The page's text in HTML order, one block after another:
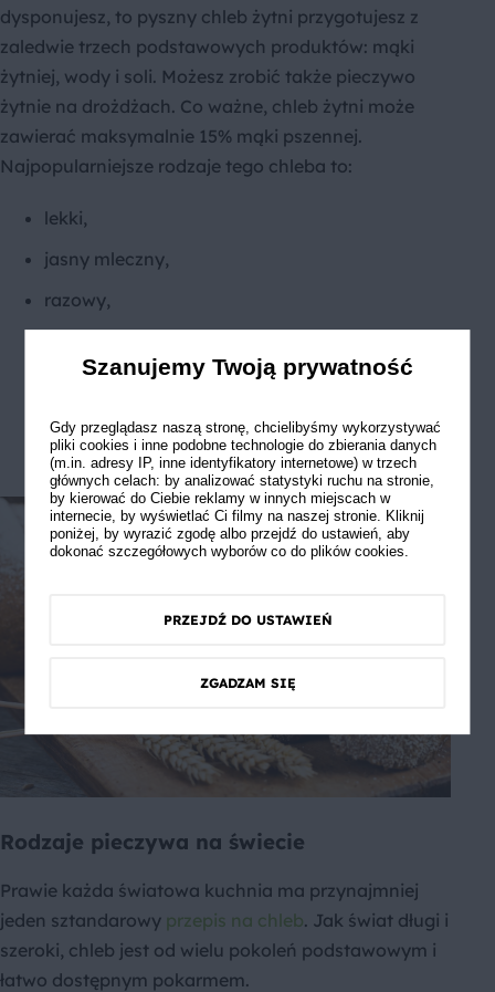
dysponujesz, to pyszny chleb żytni przygotujesz z
zaledwie trzech podstawowych produktów: mąki
żytniej, wody i soli. Możesz zrobić także pieczywo
żytnie na drożdżach. Co ważne, chleb żytni może
zawierać maksymalnie 15% mąki pszennej.
Najpopularniejsze rodzaje tego chleba to:
lekki,
jasny mleczny,
razowy,
staropolski,
razowy na miodzie,
razowy z soją i słonecznikiem.
Rodzaje pieczywa na świecie
Prawie każda światowa kuchnia ma przynajmniej
jeden sztandarowy przepis na chleb. Jak świat długi i
szeroki, chleb jest od wielu pokoleń podstawowym i
łatwo dostępnym pokarmem.
Szanujemy Twoją prywatność
Gdy przeglądasz naszą stronę, chcielibyśmy wykorzystywać
pliki cookies i inne podobne technologie do zbierania danych
(m.in. adresy IP, inne identyfikatory internetowe) w trzech
głównych celach: by analizować statystyki ruchu na stronie,
by kierować do Ciebie reklamy w innych miejscach w
internecie, by wyświetlać Ci filmy na naszej stronie. Kliknij
poniżej, by wyrazić zgodę albo przejdź do ustawień, aby
dokonać szczegółowych wyborów co do plików cookies.
PRZEJDŹ DO USTAWIEŃ
ZGADZAM SIĘ